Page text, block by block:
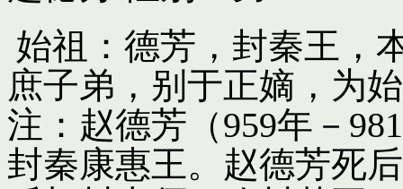
始祖：德芳，封秦王，
庶子弟，别于正嫡，为
注：赵德芳（959年－
封秦康惠王。赵德芳死